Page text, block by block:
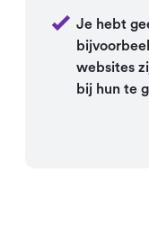
Je hebt
websites
bij hun te